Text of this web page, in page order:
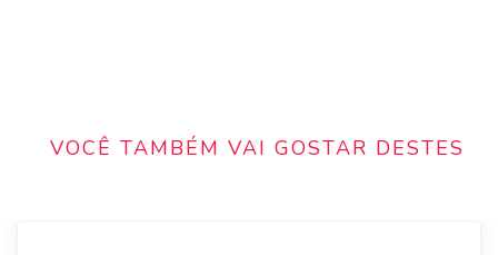
VOCÊ TAMBÉM VAI GOSTAR DESTES